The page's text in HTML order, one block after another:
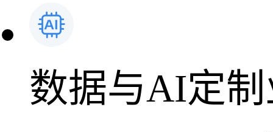
数据与AI定